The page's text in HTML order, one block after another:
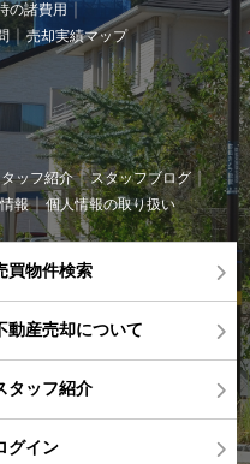
の諸費用
売却実績マップ
ッフ紹介
スタッフブログ
報 個人情報の取り扱い
買物件検索
動産売却について
タッフ紹介
グイン